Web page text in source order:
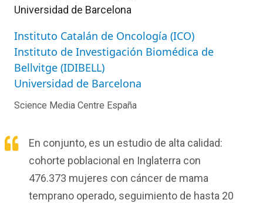
Universidad de Barcelona
Instituto Catalán de Oncología (ICO)
Instituto de Investigación Biomédica de
Bellvitge (IDIBELL)
Universidad de Barcelona
Science Media Centre España
En conjunto, es un estudio de alta calidad:
cohorte poblacional en Inglaterra con
476.373 mujeres con cáncer de mama
temprano operado, seguimiento de hasta 20